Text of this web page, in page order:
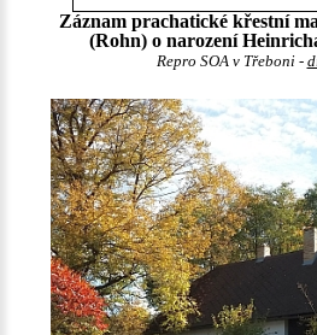
Záznam prachatické křestní
(Rohn) o narození
Repro SOA v Třeboni -